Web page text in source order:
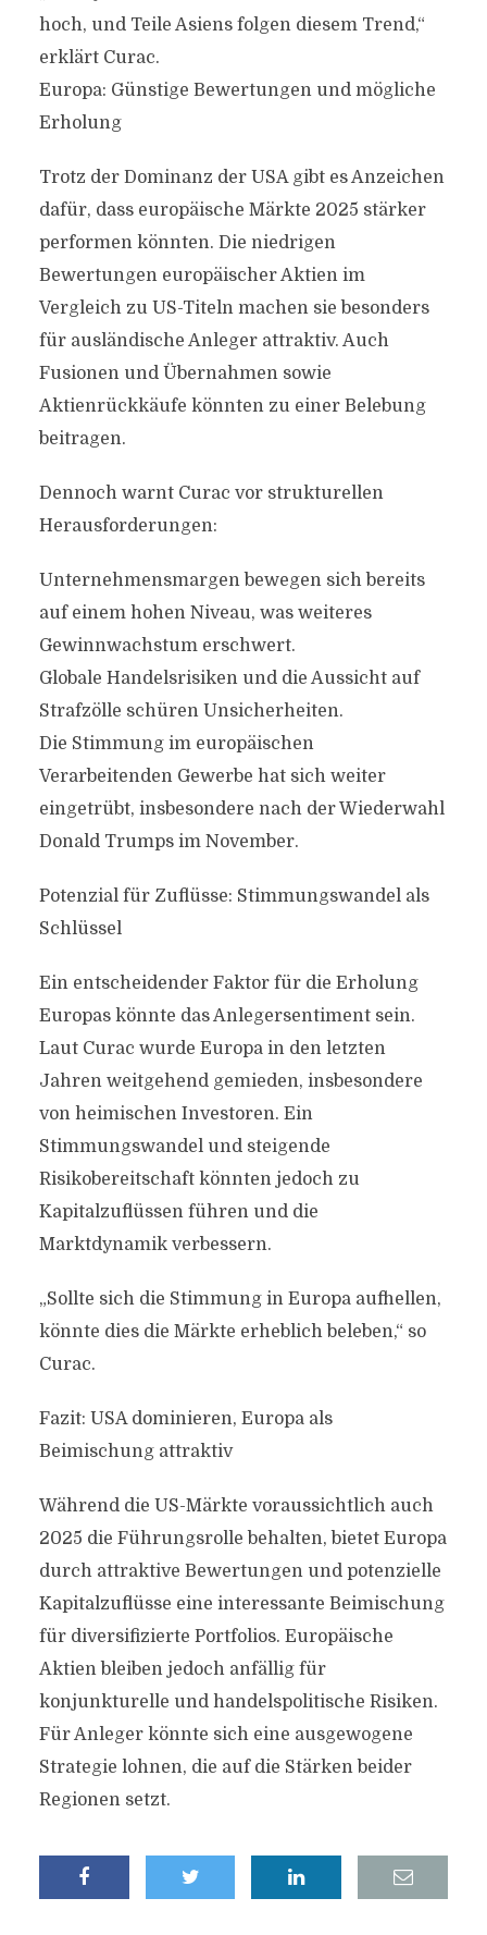
hoch, und Teile Asiens folgen diesem Trend,“
erklärt Curac.
Europa: Günstige Bewertungen und mögliche
Erholung
Trotz der Dominanz der USA gibt es Anzeichen
dafür, dass europäische Märkte 2025 stärker
performen könnten. Die niedrigen
Bewertungen europäischer Aktien im
Vergleich zu US-Titeln machen sie besonders
für ausländische Anleger attraktiv. Auch
Fusionen und Übernahmen sowie
Aktienrückkäufe könnten zu einer Belebung
beitragen.
Dennoch warnt Curac vor strukturellen
Herausforderungen:
Unternehmensmargen bewegen sich bereits
auf einem hohen Niveau, was weiteres
Gewinnwachstum erschwert.
Globale Handelsrisiken und die Aussicht auf
Strafzölle schüren Unsicherheiten.
Die Stimmung im europäischen
Verarbeitenden Gewerbe hat sich weiter
eingetrübt, insbesondere nach der Wiederwahl
Donald Trumps im November.
Potenzial für Zuflüsse: Stimmungswandel als
Schlüssel
Ein entscheidender Faktor für die Erholung
Europas könnte das Anlegersentiment sein.
Laut Curac wurde Europa in den letzten
Jahren weitgehend gemieden, insbesondere
von heimischen Investoren. Ein
Stimmungswandel und steigende
Risikobereitschaft könnten jedoch zu
Kapitalzuflüssen führen und die
Marktdynamik verbessern.
„Sollte sich die Stimmung in Europa aufhellen,
könnte dies die Märkte erheblich beleben,“ so
Curac.
Fazit: USA dominieren, Europa als
Beimischung attraktiv
Während die US-Märkte voraussichtlich auch
2025 die Führungsrolle behalten, bietet Europa
durch attraktive Bewertungen und potenzielle
Kapitalzuflüsse eine interessante Beimischung
für diversifizierte Portfolios. Europäische
Aktien bleiben jedoch anfällig für
konjunkturelle und handelspolitische Risiken.
Für Anleger könnte sich eine ausgewogene
Strategie lohnen, die auf die Stärken beider
Regionen setzt.